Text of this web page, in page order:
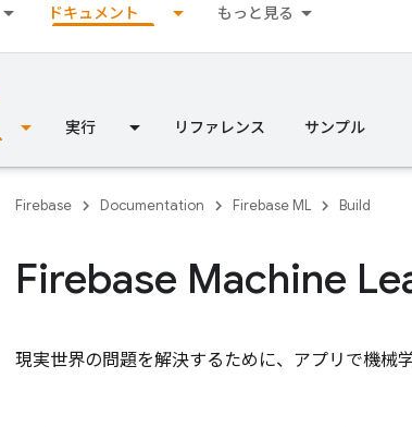
ドキュメント もっと見る
実行 リファレンス サンプル
Firebase Documentation Firebase ML Build
Firebase Machine
現実世界の問題を解決するために、アプリで機械